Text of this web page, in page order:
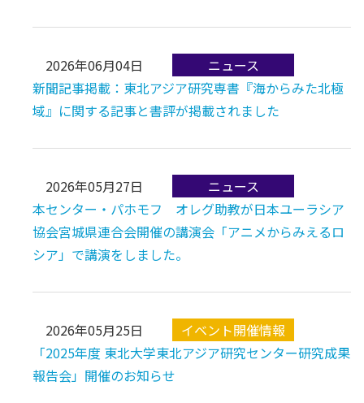
2026年06月04日
新聞記事掲載：東北アジア研究専書『海からみた北極
域』に関する記事と書評が掲載されました
2026年05月27日
本センター・パホモフ オレグ助教が日本ユーラシア
協会宮城県連合会開催の講演会「アニメからみえるロ
シア」で講演をしました。
2026年05月25日
「2025年度 東北大学東北アジア研究センター研究成果
報告会」開催のお知らせ